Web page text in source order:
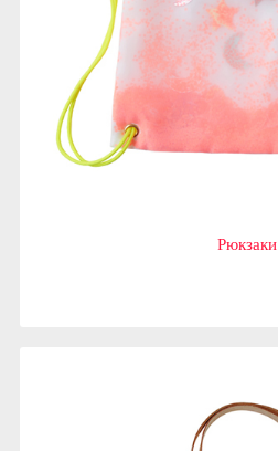
Рюкзаки